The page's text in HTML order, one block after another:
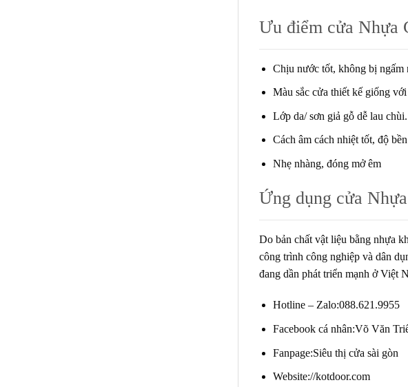
Ưu điểm cửa Nhựa
Chịu nước tốt, không bị ngấm
Màu sắc cửa thiết kế giống
Lớp da/ sơn giả gỗ dễ lau chùi.
Cách âm cách nhiệt tốt, độ
Nhẹ nhàng, đóng mở êm
Ứng dụng cửa
Do bản chất vật liệu bằng nhựa
công trình công nghiệp và dân
đang dần phát triển mạnh ở Việt
Hotline – Zalo:088.621.9955
Facebook cá nhân:Võ Văn
Fanpage:Siêu thị cửa sài gòn
Website://kotdoor.com